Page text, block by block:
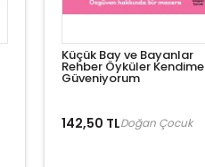
Küçük Bay ve Bayanlar
Rehber Öyküler Kendime
Güveniyorum
142,50 TLDoğan Çocuk